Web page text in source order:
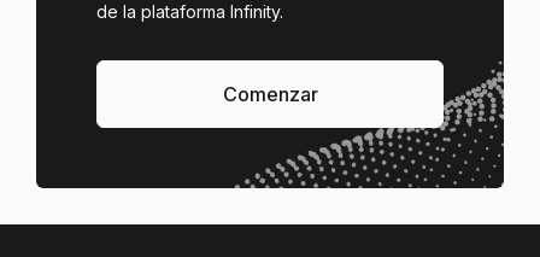
de la plataforma Infinity.
Comenzar